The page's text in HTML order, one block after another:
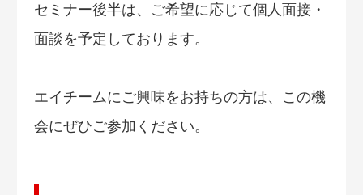
セミナー後半は、ご希望に応じて個人面接・
面談を予定しております。
エイチームにご興味をお持ちの方は、この機
会にぜひご参加ください。